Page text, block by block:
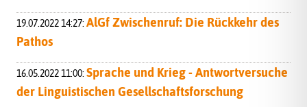
19.07.2022 14:27: AlGf Zwischenruf: Die Rückkehr des
Pathos
16.05.2022 11:00: Sprache und Krieg - Antwortversuche
der Linguistischen Gesellschaftsforschung